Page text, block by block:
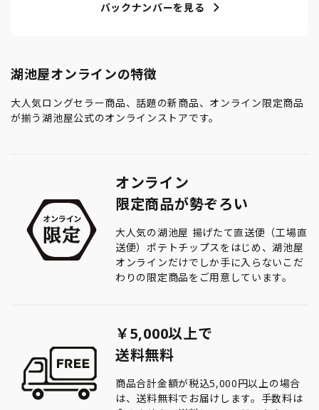
バックナンバーを見る
湖池屋オンラインの特徴
大人気ロングセラー商品、話題の新商品、オンライン限定商品
が揃う湖池屋公式のオンラインストアです。
オンライン
限定商品が勢ぞろい
大人気の湖池屋 揚げたて直送便（工場直
送便）ポテトチップスをはじめ、湖池屋
オンラインだけでしか手に入らないこだ
わりの限定商品をご用意しています。
￥5,000以上で
送料無料
商品合計金額が税込5,000円以上の場合
は、送料無料でお届けします。手数料は